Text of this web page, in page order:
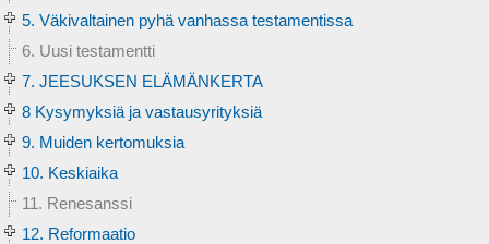
5. Väkivaltainen pyhä vanhassa testamentissa
6. Uusi testamentti
7. JEESUKSEN ELÄMÄNKERTA
8 Kysymyksiä ja vastausyrityksiä
9. Muiden kertomuksia
10. Keskiaika
11. Renesanssi
12. Reformaatio